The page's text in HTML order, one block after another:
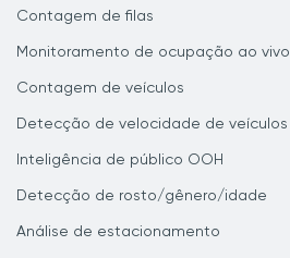
Contagem de filas
Monitoramento de ocupação ao vivo
Contagem de veículos
Detecção de velocidade de veículos
Inteligência de público OOH
Detecção de rosto/gênero/idade
Análise de estacionamento